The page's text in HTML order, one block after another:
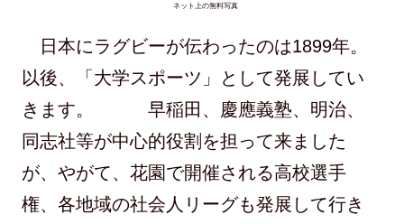
ネット上の無料写真
日本にラグビーが伝わったのは1899年。
以後、「大学スポーツ」として発展してい
きます。 早稲田、慶應義塾、明治、
同志社等が中心的役割を担って来ました
が、やがて、花園で開催される高校選手
権、各地域の社会人リーグも発展して行き